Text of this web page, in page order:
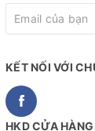
KẾT NỐI VỚI
HKD CỬA